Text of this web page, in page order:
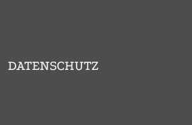
DATENSCHUTZ